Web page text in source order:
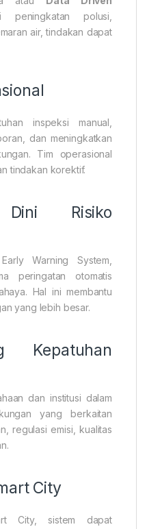
polusi,
air, tindakan dapat
inspeksi manual,
dan meningkatkan
Tim operasional
tindakan korektif.
Risiko
Warning System,
peringatan otomatis
Hal ini membantu
yang lebih besar.
Kepatuhan
dan institusi dalam
yang berkaitan
regulasi emisi, kualitas
City
City, sistem dapat